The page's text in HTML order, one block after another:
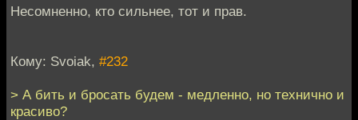
Несомненно, кто сильнее, тот и прав.
Кому: Svoiak, #232
> А бить и бросать будем - медленно, но технично и
красиво?